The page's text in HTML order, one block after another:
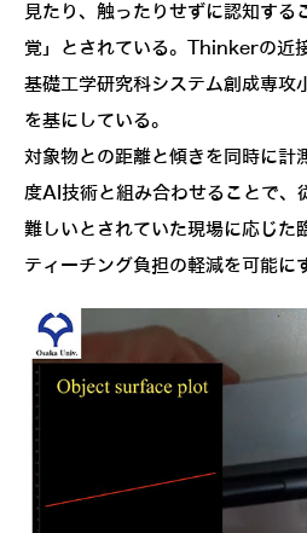
見たり、触ったりせずに認知する
覚」とされている。Thinkerの近
基礎工学研究科システム創成専攻
を基にしている。
対象物との距離と傾きを同時に計
度AI技術と組み合わせることで、
難しいとされていた現場に応じた
ティーチング負担の軽減を可能に